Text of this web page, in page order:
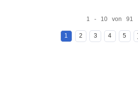
1 - 10 von 91
1 2 3 4 5